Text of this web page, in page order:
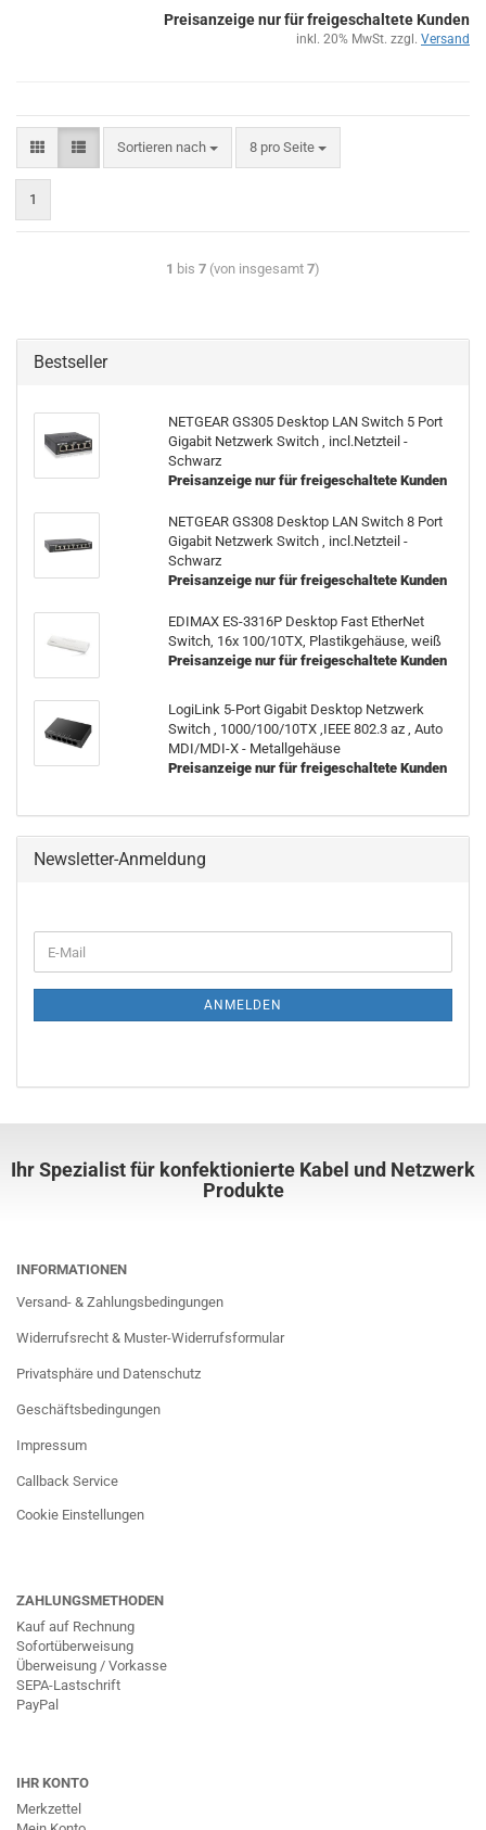
Preisanzeige nur für freigeschaltete Kunden
inkl. 20% MwSt. zzgl. Versand
Sortieren nach 8 pro Seite
1
1 bis 7 (von insgesamt 7)
Bestseller
NET­GE­AR GS305 Desk­top LAN Switch 5 Port
Gi­ga­bit Netz­werk Switch , incl.Netz­teil -
Schwarz
Preisanzeige nur für freigeschaltete Kunden
NET­GE­AR GS308 Desk­top LAN Switch 8 Port
Gi­ga­bit Netz­werk Switch , incl.Netz­teil -
Schwarz
Preisanzeige nur für freigeschaltete Kunden
EDI­MAX ES-​3316P Desk­top Fast Ether­Net
Switch, 16x 100/10TX, Plas­tik­ge­häu­se, weiß
Preisanzeige nur für freigeschaltete Kunden
Lo­gi­Link 5-​Port Gi­ga­bit Desk­top Netz­werk
Switch , 1000/100/10TX ,IEEE 802.3 az , Auto
MDI/MDI-X - Me­tall­ge­häu­se
Preisanzeige nur für freigeschaltete Kunden
Newsletter-Anmeldung
ANMELDEN
Ihr Spezialist für konfektionierte Kabel und Netzwerk
Produkte
INFORMATIONEN
Versand- & Zahlungsbedingungen
Widerrufsrecht & Muster-Widerrufsformular
Privatsphäre und Datenschutz
Geschäftsbedingungen
Impressum
Callback Service
Cookie Einstellungen
ZAHLUNGSMETHODEN
Kauf auf Rechnung
Sofortüberweisung
Überweisung / Vorkasse
SEPA-Lastschrift
PayPal
IHR KONTO
Merkzettel